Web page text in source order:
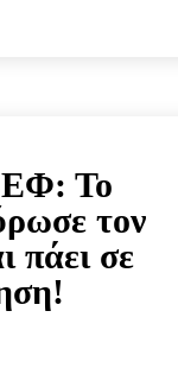
Το
τον
πάει σε